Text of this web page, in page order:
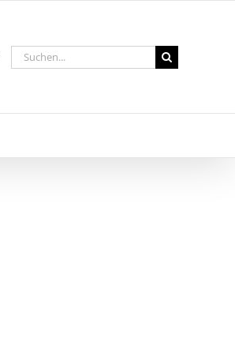
Suche
nach: